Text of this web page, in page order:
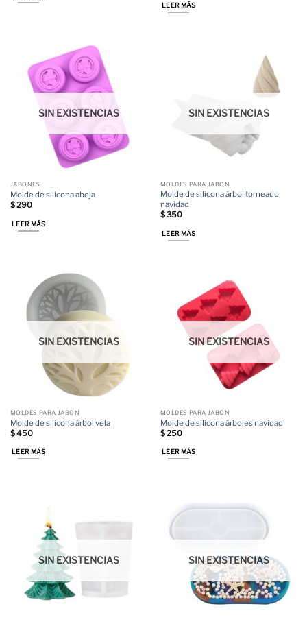
LEER MÁS
SIN EXISTENCIAS
JABONES
Molde de silicona abeja
$290
LEER MÁS
SIN EXISTENCIAS
MOLDES PARA JABON
Molde de silicona árbol torneado
navidad
$350
LEER MÁS
SIN EXISTENCIAS
MOLDES PARA JABON
Molde de silicona árbol vela
$450
LEER MÁS
SIN EXISTENCIAS
MOLDES PARA JABON
Molde de silicona árboles navidad
$250
LEER MÁS
SIN EXISTENCIAS SIN EXISTENCIAS